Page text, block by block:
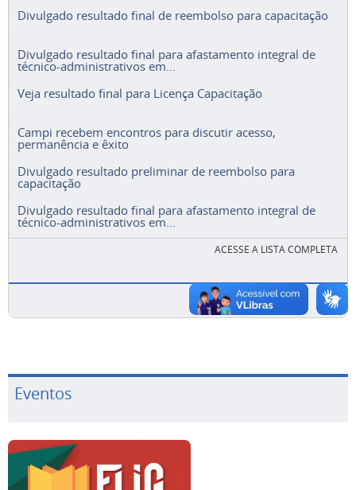
Divulgado resultado final de reembolso para capacitação
Divulgado resultado final para afastamento integral de
técnico-administrativos em...
Veja resultado final para Licença Capacitação
Campi recebem encontros para discutir acesso,
permanência e êxito
Divulgado resultado preliminar de reembolso para
capacitação
Divulgado resultado final para afastamento integral de
técnico-administrativos em...
ACESSE A LISTA COMPLETA
Eventos